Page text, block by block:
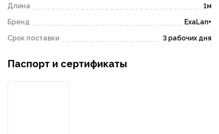
Длина 1м
Бренд ExaLan+
Срок поставки 3 рабочих дня
Паспорт и сертификаты